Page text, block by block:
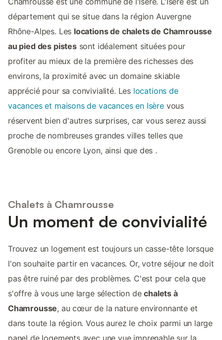
département qui se situe dans la région Auvergne
Rhône-Alpes. Les locations de chalets de Chamrousse
au pied des pistessont idéalement situées pour
profiter au mieux de la première des richesses des
environs, la proximité avec un domaine skiable
apprécié pour sa convivialité. Les locations de
vacances et maisons de vacances en Isèrevous
réservent bien d'autres surprises, car vous serez aussi
proche de nombreuses grandes villes telles que
Grenoble ou encore Lyon, ainsi que des .
Chalets à Chamrousse
Un moment de convivialité
Trouvez un logement est toujours un casse-tête lorsque
l'on souhaite partir en vacances. Or, votre séjour ne doit
pas être ruiné par des problèmes. C'est pour cela que
s'offre à vous une large sélection dechalets à
Chamrousse, au cœur de la nature environnante et
dans toute la région. Vous aurez le choix parmi un large